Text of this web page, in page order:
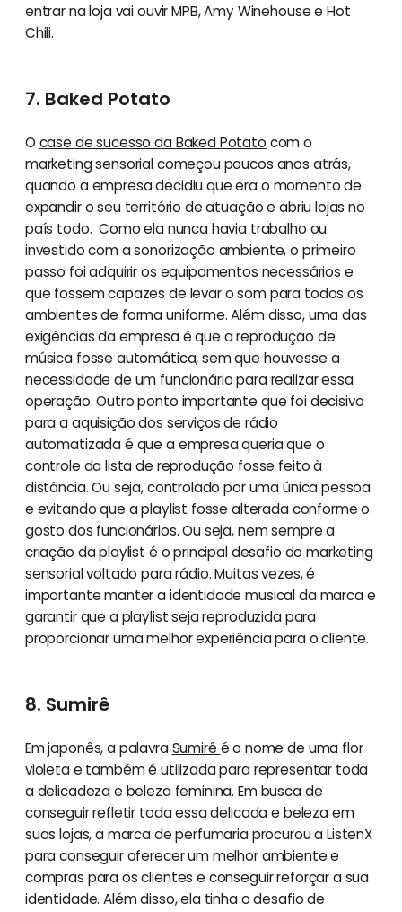
entrar na loja vai ouvir MPB, Amy Winehouse e Hot
Chili.
7. Baked Potato
O case de sucesso da Baked Potato com o
marketing sensorial começou poucos anos atrás,
quando a empresa decidiu que era o momento de
expandir o seu território de atuação e abriu lojas no
país todo. Como ela nunca havia trabalho ou
investido com a sonorização ambiente, o primeiro
passo foi adquirir os equipamentos necessários e
que fossem capazes de levar o som para todos os
ambientes de forma uniforme. Além disso, uma das
exigências da empresa é que a reprodução de
música fosse automática, sem que houvesse a
necessidade de um funcionário para realizar essa
operação. Outro ponto importante que foi decisivo
para a aquisição dos serviços de rádio
automatizada é que a empresa queria que o
controle da lista de reprodução fosse feito à
distância. Ou seja, controlado por uma única pessoa
e evitando que a playlist fosse alterada conforme o
gosto dos funcionários. Ou seja, nem sempre a
criação da playlist é o principal desafio do marketing
sensorial voltado para rádio. Muitas vezes, é
importante manter a identidade musical da marca e
garantir que a playlist seja reproduzida para
proporcionar uma melhor experiência para o cliente.
8. Sumirê
Em japonês, a palavraSumirê é o nome de uma flor
violeta e também é utilizada para representar toda
a delicadeza e beleza feminina. Em busca de
conseguir refletir toda essa delicada e beleza em
suas lojas, a marca de perfumaria procurou a ListenX
para conseguir oferecer um melhor ambiente e
compras para os clientes e conseguir reforçar a sua
identidade. Além disso, ela tinha o desafio de